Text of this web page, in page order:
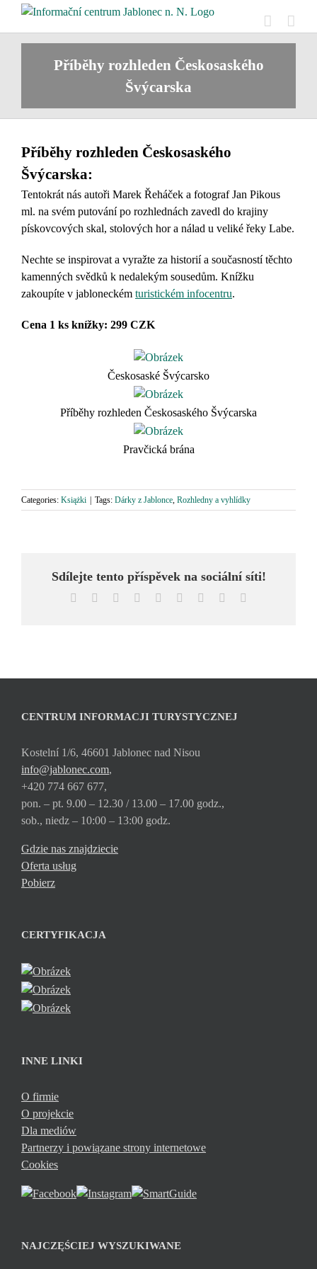
content
Příběhy rozhleden Českosaského
Švýcarska
Příběhy rozhleden Českosaského
Švýcarska:
Tentokrát nás autoři Marek Řeháček a fotograf Jan Pikous
ml. na svém putování po rozhlednách zavedl do krajiny
pískovcových skal, stolových hor a nálad u veliké řeky Labe.
Nechte se inspirovat a vyražte za historií a současností těchto
kamenných svědků k nedalekým sousedům. Knížku
zakoupíte v jabloneckém turistickém infocentru.
Cena 1 ks knížky: 299 CZK
Českosaské Švýcarsko
Příběhy rozhleden Českosaského Švýcarska
Pravčická brána
Categories: Książki Tags: Dárky z Jablonce, Rozhledny a vyhlídky
Sdílejte tento příspěvek na sociální síti!
Facebook Reddit LinkedInWhatsApp
TumblrPinterest
CENTRUM INFORMACJI TURYSTYCZNEJ
Kostelní 1/6, 46601 Jablonec nad Nisou
info@jablonec.com,
+420 774 667 677,
pon. – pt. 9.00 – 12.30 / 13.00 – 17.00 godz.,
sob., niedz – 10:00 – 13:00 godz.
Gdzie nas znajdziecie
Oferta usług
Pobierz
CERTYFIKACJA
INNE LINKI
O firmie
O projekcie
Dla mediów
Partnerzy i powiązane strony internetowe
Cookies
NAJCZĘŚCIEJ WYSZUKIWANE